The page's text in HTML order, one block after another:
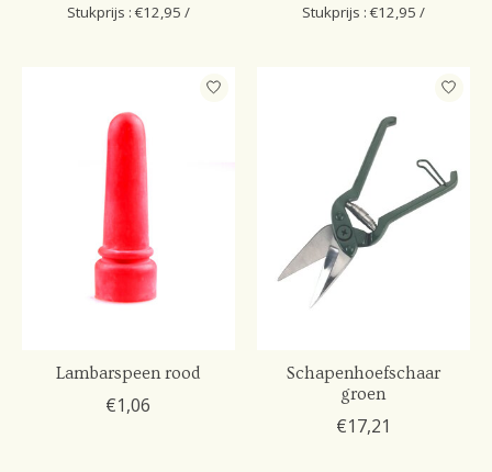
Stukprijs : €12,95 / Stukprijs : €12,95 /
Lambarspeen rood
€1,06
Schapenhoefschaar
groen
€17,21